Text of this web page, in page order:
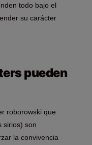
todo bajo el
su carácter
pueden
roborowski que
sirios) son
la convivencia